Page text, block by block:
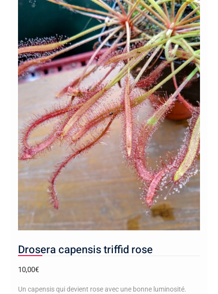
Drosera capensis triffid rose
10,00€
Un capensis qui devient rose avec une bonne luminosité.